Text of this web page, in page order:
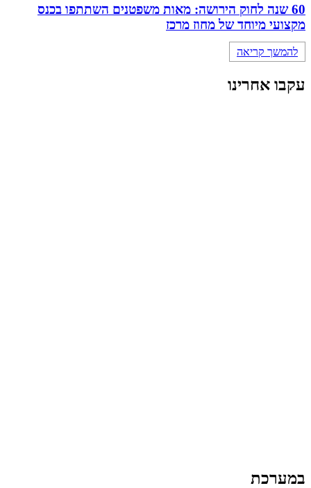
60 שנה לחוק הירושה: מאות משפטנים השתתפו בכנס
מקצועי מיוחד של מחוז מרכז
להמשך קריאה
עקבו אחרינו
במערכת